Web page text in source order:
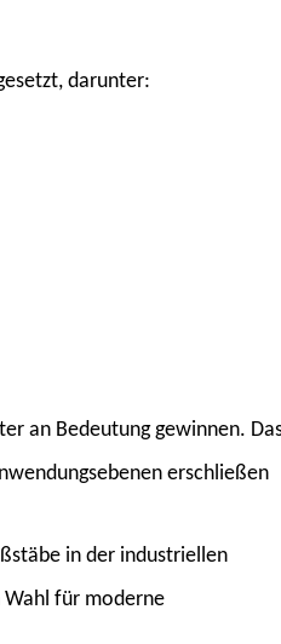
darunter:
an Bedeutung gewinnen.
erschließen
in der industriellen
Wahl für moderne